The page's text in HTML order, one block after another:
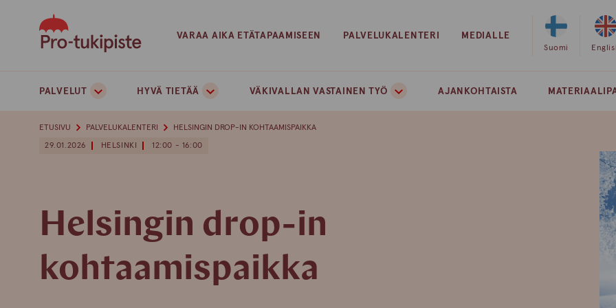
VARAA AIKA ETÄTAPAAMISEEN PALVELUKALENTERI MEDIALLE
Valitse
Suomi
PALVELUT HYVÄ TIETÄÄ VÄKIVALLAN VASTAINEN TYÖ AJANKOHTAISTA
ETUSIVU PALVELUKALENTERI HELSINGIN DROP-IN KOHTAAMISPAIKKA
29.01.2026 HELSINKI 12:00 - 16:00
Helsingin drop-in
kohtaamispaikka